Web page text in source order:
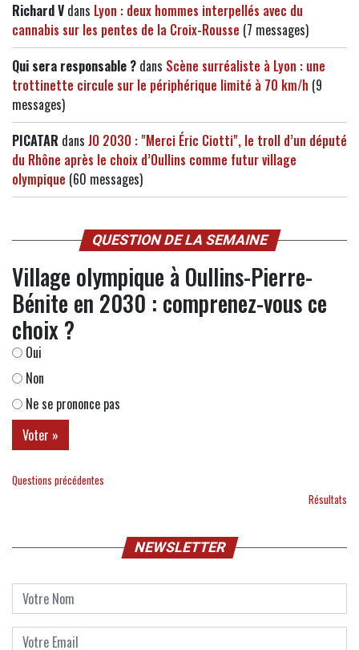
Richard V dans Lyon : deux hommes interpellés avec du
cannabis sur les pentes de la Croix-Rousse (7 messages)
Qui sera responsable ? dans Scène surréaliste à Lyon : une
trottinette circule sur le périphérique limité à 70 km/h (9
messages)
PICATAR dans JO 2030 : "Merci Éric Ciotti", le troll d’un député
du Rhône après le choix d’Oullins comme futur village
olympique (60 messages)
QUESTION DE LA SEMAINE
Village olympique à Oullins-Pierre-
Bénite en 2030 : comprenez-vous ce
choix ?
Oui
Non
Ne se prononce pas
Questions précédentes
Résultats
NEWSLETTER